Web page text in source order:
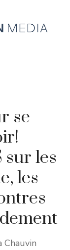
se
sur les
les
Chauvin